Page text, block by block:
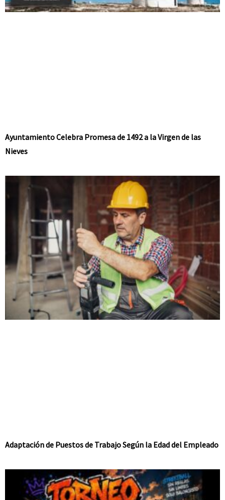
Ayuntamiento Celebra Promesa de 1492 a la Virgen de las
Nieves
Adaptación de Puestos de Trabajo Según la Edad del Empleado